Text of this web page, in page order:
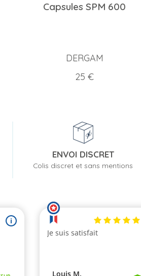
Capsules SPM 600
DERGAM
Prix
25 €
ENVOI DISCRET
Colis discret et sans mentions